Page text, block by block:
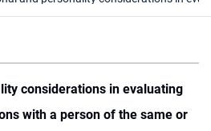
considerations in evaluating
with a person of the same or